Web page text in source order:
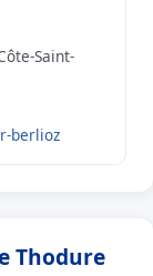
Saint-
berlioz
Thodure